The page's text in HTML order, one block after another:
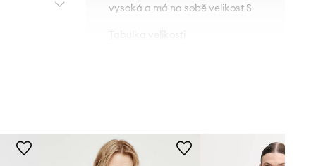
vysoká a má na sobě velikost S